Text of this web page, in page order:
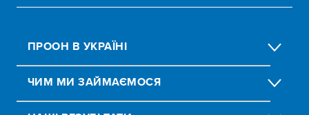
ПРООН В УКРАЇНІ
ЧИМ МИ ЗАЙМАЄМОСЯ